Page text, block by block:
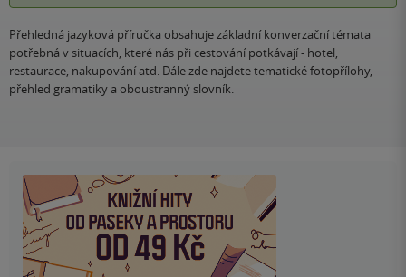
Přehledná jazyková příručka obsahuje základní konverzační témata
potřebná v situacích, které nás při cestování potkávají - hotel,
restaurace, nakupování atd. Dále zde najdete tematické fotopřílohy,
přehled gramatiky a oboustranný slovník.